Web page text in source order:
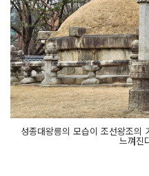
성종대왕릉의 모습이 조선왕조의
느껴진